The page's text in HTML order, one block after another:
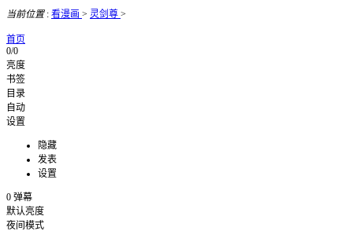
当前位置: 看漫画 > 灵剑尊 >
首页
0/0
亮度
书签
目录
自动
设置
隐藏
发表
设置
0 弹幕
默认亮度
夜间模式